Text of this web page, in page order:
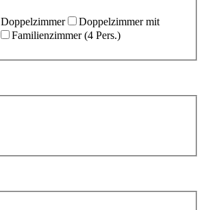
Doppelzimmer
Doppelzimmer mit
Familienzimmer (4 Pers.)